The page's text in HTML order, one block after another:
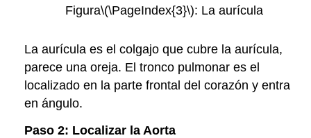
Figura\(\PageIndex{3}\): La aurícula
La aurícula es el colgajo que cubre la aurícula,
parece una oreja. El tronco pulmonar es el
localizado en la parte frontal del corazón y entra
en ángulo.
Paso 2: Localizar la Aorta